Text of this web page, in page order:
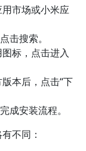
市场或小米应
击搜索。
标，点击进入
本后，点击“下
成安装流程。
不同：